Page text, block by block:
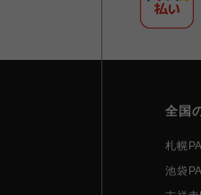
全国
札幌
池袋